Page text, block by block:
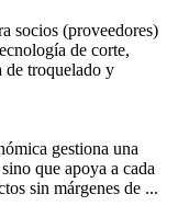
socios (proveedores)
de corte,
de troquelado y
gestiona una
que apoya a cada
sin márgenes de ...